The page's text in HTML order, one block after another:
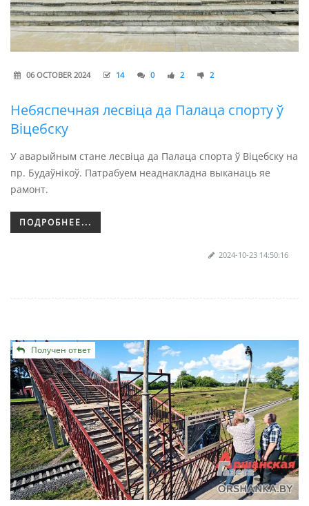
06 OCTOBER 2024 14 0 2 2
Небяспечная лесвіца да Палаца спорту ў
Віцебску
У аварыйным стане лесвіца да Палаца спорта ў Віцебску на
пр. Будаўнікоў. Патрабуем неаднакладна выканаць яе
рамонт.
ПОДРОБНЕЕ...
2024-10-23 14:50:16
Получен ответ